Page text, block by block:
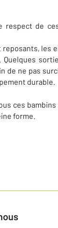
respect de
reposants, les
de ne pas
durable.
ces bambins
forme.